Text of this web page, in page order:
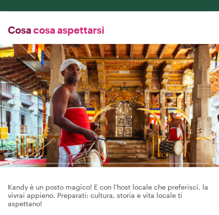
Cosa cosa aspettarsi
Kandy è un posto magico! E con l'host locale che preferisci, la
vivrai appieno. Preparati: cultura, storia e vita locale ti
aspettano!